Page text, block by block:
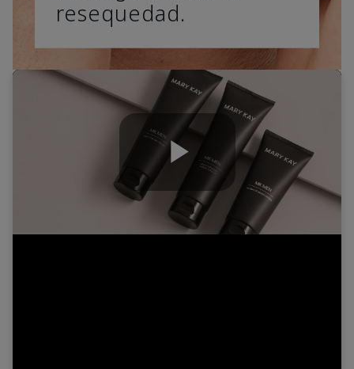
resequedad.
Play